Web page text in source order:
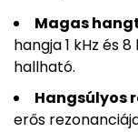
Magas
hangja 1 kHz és
hallható.
Hangsúlyos
erős